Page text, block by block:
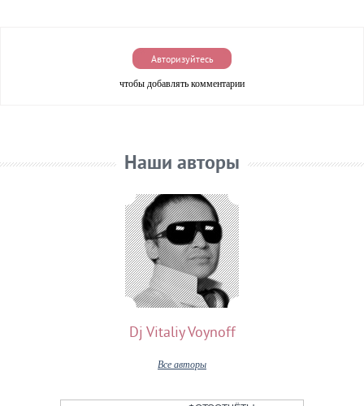
Авторизуйтесь
чтобы добавлять комментарии
Наши авторы
Dj Vitaliy Voynoff
Все авторы